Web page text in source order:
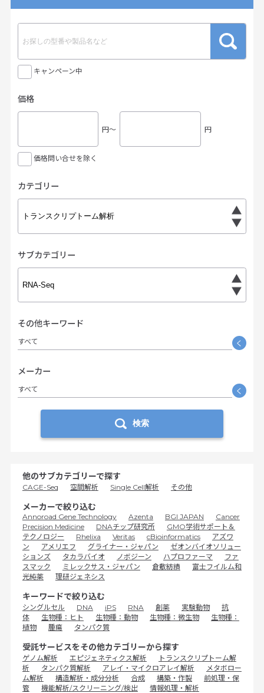
キャンペーン中
価格
円〜 円
価格問い合せを除く
カテゴリー
サブカテゴリー
その他キーワード
すべて く
メーカー
すべて く
検索
他のサブカテゴリーで探す
CAGE-Seq 空間解析 Single Cell解析 その他
メーカーで絞り込む
Annoroad Gene Technology Azenta BGI JAPAN
Cancer
Precision Medicine
DNAチップ研究所
GMO学術サポート＆
テクノロジー
Rhelixa Veritas cBioinformatics
アズワ
ン
アメリエフ グライナー・ジャパン
ゼオンバイオソリュー
ションズ
タカラバイオ ノボジーン ハプロファーマ
ファ
スマック
ミレックサス・ジャパン 倉敷紡績
富士フイルム和
光純薬
理研ジェネシス
キーワードで絞り込む
シングルセル DNA iPS RNA 創薬 実験動物
抗
体
生物種：ヒト 生物種：動物 生物種：微生物
生物種：
植物
腫瘍 タンパク質
受託サービスをその他カテゴリーから探す
ゲノム解析 エピジェネティクス解析
トランスクリプトーム解
析
タンパク質解析 アレイ・マイクロアレイ解析
メタボロー
ム解析
構造解析・成分分析 合成 構築・作製
前処理・保
管
機能解析/スクリーニング/検出 情報処理・解析